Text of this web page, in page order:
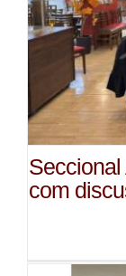
Seccional
com